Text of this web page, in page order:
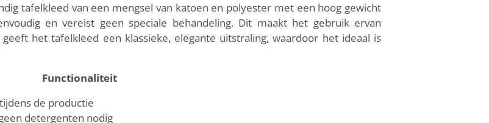
tafelkleed van een mengsel van katoen en polyester met een hoog gewicht
en vereist geen speciale behandeling. Dit maakt het gebruik ervan
het tafelkleed een klassieke, elegante uitstraling, waardoor het ideaal is
Functionaliteit
de productie
detergenten nodig